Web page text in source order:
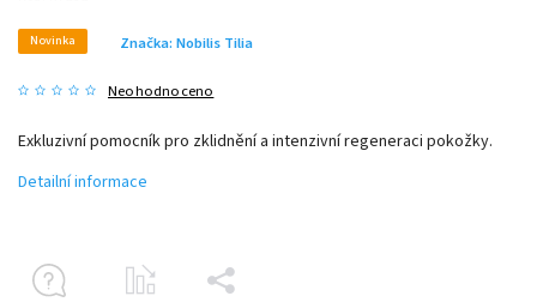
Novinka
Neohodnoceno
Značka: Nobilis Tilia
Exkluzivní pomocník pro zklidnění a intenzivní regeneraci pokožky.
Detailní informace